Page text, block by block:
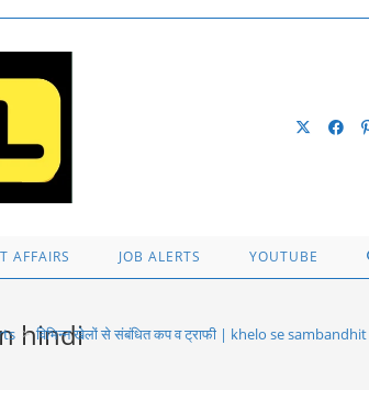
AFFAIRS JOB ALERTS YOUTUBE
hindi
> विभिन्न खेलों से संबंधित कप व ट्राफी | khelo se